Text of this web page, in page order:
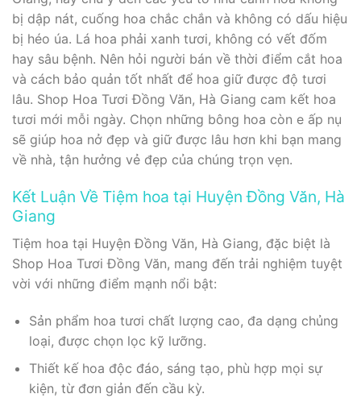
bị dập nát, cuống hoa chắc chắn và không có dấu hiệu
bị héo úa. Lá hoa phải xanh tươi, không có vết đốm
hay sâu bệnh. Nên hỏi người bán về thời điểm cắt hoa
và cách bảo quản tốt nhất để hoa giữ được độ tươi
lâu. Shop Hoa Tươi Đồng Văn, Hà Giang cam kết hoa
tươi mới mỗi ngày. Chọn những bông hoa còn e ấp nụ
sẽ giúp hoa nở đẹp và giữ được lâu hơn khi bạn mang
về nhà, tận hưởng vẻ đẹp của chúng trọn vẹn.
Kết Luận Về Tiệm hoa tại Huyện Đồng Văn, Hà
Giang
Tiệm hoa tại Huyện Đồng Văn, Hà Giang, đặc biệt là
Shop Hoa Tươi Đồng Văn, mang đến trải nghiệm tuyệt
vời với những điểm mạnh nổi bật:
Sản phẩm hoa tươi chất lượng cao, đa dạng chủng
loại, được chọn lọc kỹ lưỡng.
Thiết kế hoa độc đáo, sáng tạo, phù hợp mọi sự
kiện, từ đơn giản đến cầu kỳ.